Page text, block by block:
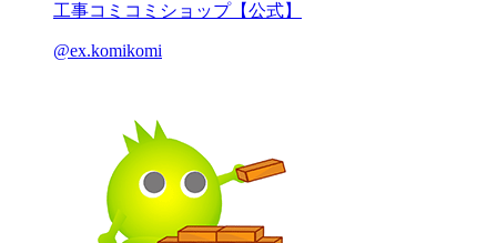
工事コミコミショップ【公式】
@ex.komikomi